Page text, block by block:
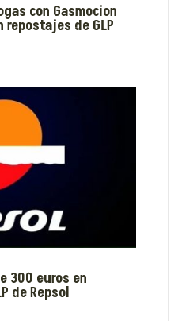
con Gasmocion
repostajes de GLP
300 euros en
de Repsol